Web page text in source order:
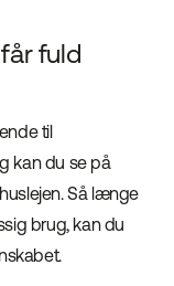
fuld
til
kan du se på
Så længe
brug, kan du